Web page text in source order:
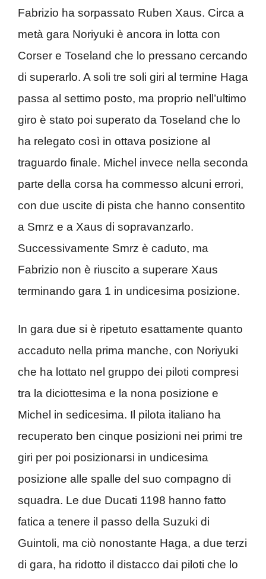
Fabrizio ha sorpassato Ruben Xaus. Circa a
metà gara Noriyuki è ancora in lotta con
Corser e Toseland che lo pressano cercando
di superarlo. A soli tre soli giri al termine Haga
passa al settimo posto, ma proprio nell’ultimo
giro è stato poi superato da Toseland che lo
ha relegato così in ottava posizione al
traguardo finale. Michel invece nella seconda
parte della corsa ha commesso alcuni errori,
con due uscite di pista che hanno consentito
a Smrz e a Xaus di sopravanzarlo.
Successivamente Smrz è caduto, ma
Fabrizio non è riuscito a superare Xaus
terminando gara 1 in undicesima posizione.
In gara due si è ripetuto esattamente quanto
accaduto nella prima manche, con Noriyuki
che ha lottato nel gruppo dei piloti compresi
tra la diciottesima e la nona posizione e
Michel in sedicesima. Il pilota italiano ha
recuperato ben cinque posizioni nei primi tre
giri per poi posizionarsi in undicesima
posizione alle spalle del suo compagno di
squadra. Le due Ducati 1198 hanno fatto
fatica a tenere il passo della Suzuki di
Guintoli, ma ciò nonostante Haga, a due terzi
di gara, ha ridotto il distacco dai piloti che lo